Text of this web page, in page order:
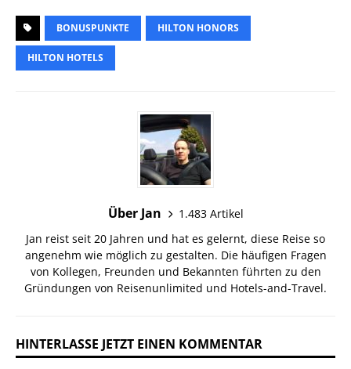
BONUSPUNKTE HILTON HONORS
HILTON HOTELS
Über Jan
1.483 Artikel
Jan reist seit 20 Jahren und hat es gelernt, diese Reise so
angenehm wie möglich zu gestalten. Die häufigen Fragen
von Kollegen, Freunden und Bekannten führten zu den
Gründungen von Reisenunlimited und Hotels-and-Travel.
HINTERLASSE JETZT EINEN KOMMENTAR